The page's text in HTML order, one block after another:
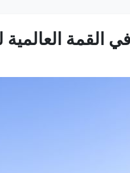
العالمية